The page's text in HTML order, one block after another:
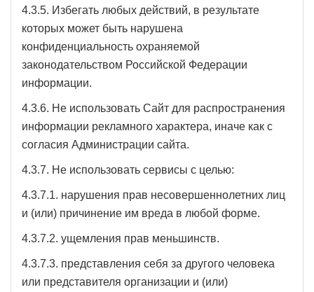
4.3.5. Избегать любых действий, в результате
которых может быть нарушена
конфиденциальность охраняемой
законодательством Российской Федерации
информации.
4.3.6. Не использовать Сайт для распространения
информации рекламного характера, иначе как с
согласия Администрации сайта.
4.3.7. Не использовать сервисы с целью:
4.3.7.1. нарушения прав несовершеннолетних лиц
и (или) причинение им вреда в любой форме.
4.3.7.2. ущемления прав меньшинств.
4.3.7.3. представления себя за другого человека
или представителя организации и (или)